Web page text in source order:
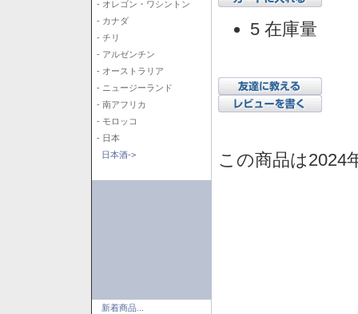
- オレゴン・ワシントン
- カナダ
- チリ
- アルゼンチン
- オーストラリア
- ニュージーランド
- 南アフリカ
- モロッコ
- 日本
日本酒->
新着商品...
5 在庫量
この商品は2024